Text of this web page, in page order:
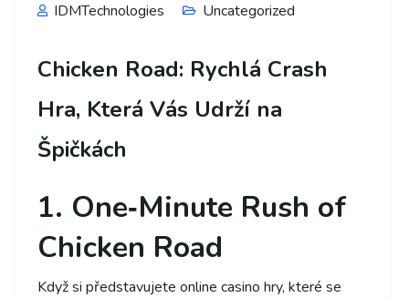
IDMTechnologies Uncategorized
Chicken Road: Rychlá Crash
Hra, Která Vás Udrží na
Špičkách
1. One‑Minute Rush of
Chicken Road
Když si představujete online casino hry, které se